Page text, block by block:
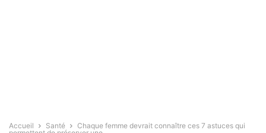
Accueil Santé
Chaque femme devrait connaître ces 7 astuces qui